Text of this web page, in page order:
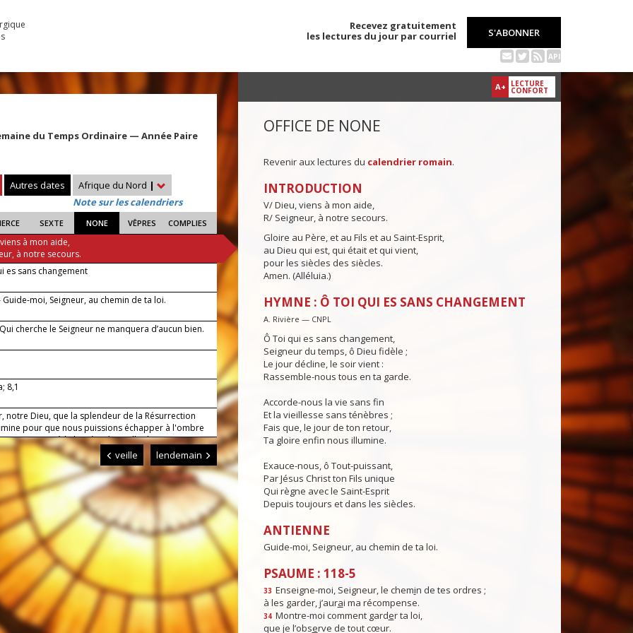
Recevez gratuitement
les lectures du jour par courriel
S'ABONNER
API
du Temps Ordinaire — Année Paire
Autres dates Afrique du Nord |
Note sur les calendriers
SEXTE NONE VÊPRES COMPLIES
à mon aide,
à notre secours.
es sans changement
moi, Seigneur, au chemin de ta loi.
cherche le Seigneur ne manquera d’aucun bien.
8,1
notre Dieu, que la splendeur de la Résurrection
pour que nous puissions échapper à l'ombre
et parvenir à la lumière éternelle dans ton
Par Jésus, le Christ, notre Seigneur. Amen.
veille lendemain
A+ LECTURE
CONFORT
OFFICE DE NONE
Revenir aux lectures du calendrier romain.
INTRODUCTION
V/ Dieu, viens à mon aide,
R/ Seigneur, à notre secours.
Gloire au Père, et au Fils et au Saint-Esprit,
au Dieu qui est, qui était et qui vient,
pour les siècles des siècles.
Amen. (Alléluia.)
HYMNE : Ô TOI QUI ES SANS CHANGEMENT
A. Rivière — CNPL
Ô Toi qui es sans changement,
Seigneur du temps, ô Dieu fidèle ;
Le jour décline, le soir vient :
Rassemble-nous tous en ta garde.
Accorde-nous la vie sans fin
Et la vieillesse sans ténèbres ;
Fais que, le jour de ton retour,
Ta gloire enfin nous illumine.
Exauce-nous, ô Tout-puissant,
Par Jésus Christ ton Fils unique
Qui règne avec le Saint-Esprit
Depuis toujours et dans les siècles.
ANTIENNE
Guide-moi, Seigneur, au chemin de ta loi.
PSAUME : 118-5
33 Enseigne-moi, Seigneur, le chemin de tes ordres ;
à les garder, j’aurai ma récompense.
34 Montre-moi comment garder ta loi,
que je l’observe de tout cœur.